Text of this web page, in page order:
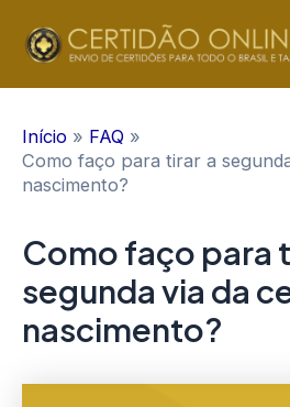
para
Início
FAQ
Como faço para tirar a
nascimento?
Como faço para
segunda via da
nascimento?